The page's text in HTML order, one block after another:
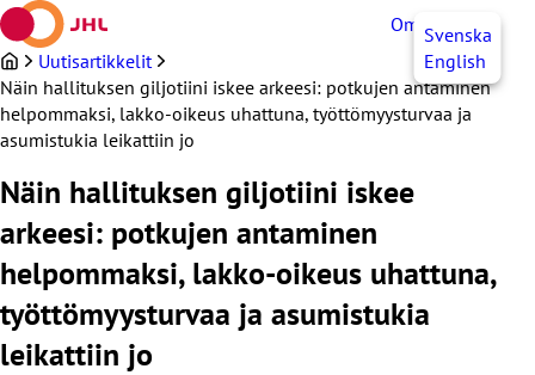
Siirry
sisältöön
OmaJHLSvenska
English
Uutisartikkelit
Näin hallituksen giljotiini iskee arkeesi: potkujen antaminen
helpommaksi, lakko-oikeus uhattuna, työttömyysturvaa ja
asumistukia leikattiin jo
Näin hallituksen giljotiini iskee
arkeesi: potkujen antaminen
helpommaksi, lakko-oikeus uhattuna,
työttömyysturvaa ja asumistukia
leikattiin jo